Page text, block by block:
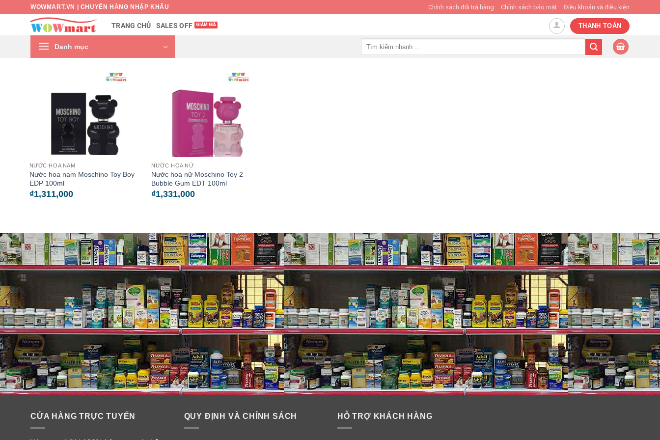
WOWMART.VN | CHUYÊN HÀNG NHẬP KHẨU Chính sách đổi trả hàng Chính sách bảo mật Điều khoản và điều kiện
TRANG CHỦ SALES OFF THANH TOÁN
Danh mục
NƯỚC HOA NAM
Nước hoa nam Moschino Toy Boy
EDP 100ml
₫1,311,000
NƯỚC HOA NỮ
Nước hoa nữ Moschino Toy 2
Bubble Gum EDT 100ml
₫1,331,000
CỬA HÀNG TRỰC TUYẾN QUY ĐỊNH VÀ CHÍNH SÁCH HỖ TRỢ KHÁCH HÀNG